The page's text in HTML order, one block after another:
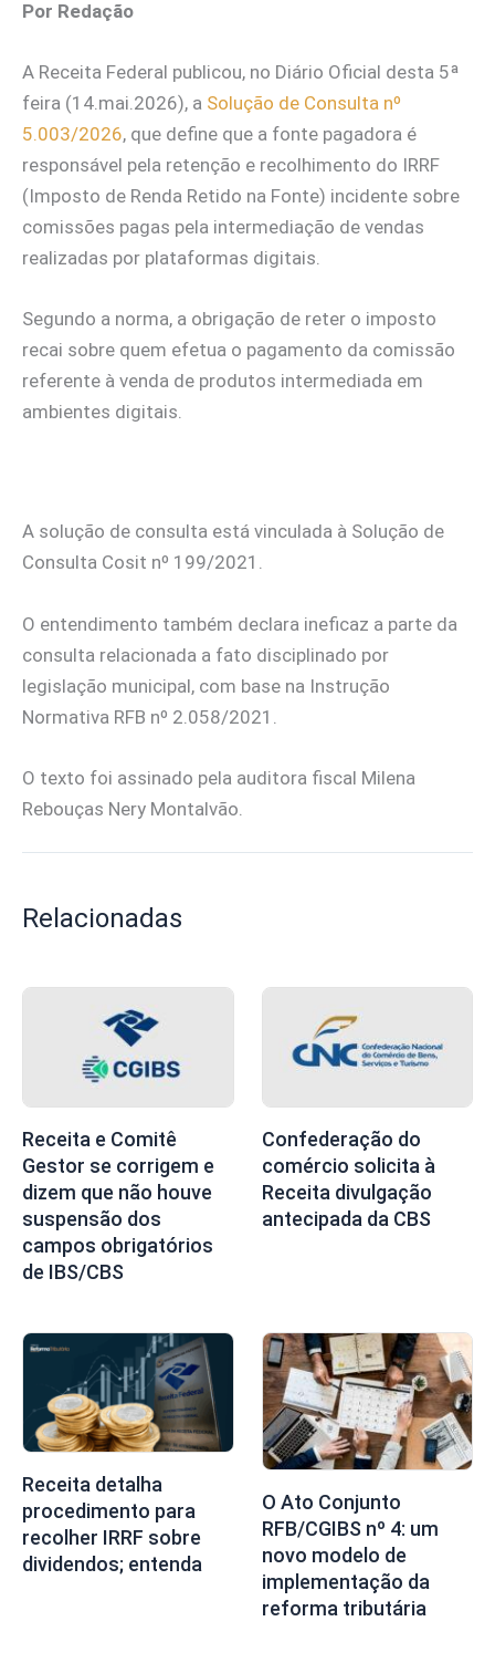
Por Redação
A Receita Federal publicou, no Diário Oficial desta 5ª
feira (14.mai.2026), a Solução de Consulta nº
5.003/2026, que define que a fonte pagadora é
responsável pela retenção e recolhimento do IRRF
(Imposto de Renda Retido na Fonte) incidente sobre
comissões pagas pela intermediação de vendas
realizadas por plataformas digitais.
Segundo a norma, a obrigação de reter o imposto
recai sobre quem efetua o pagamento da comissão
referente à venda de produtos intermediada em
ambientes digitais.
A solução de consulta está vinculada à Solução de
Consulta Cosit nº 199/2021.
O entendimento também declara ineficaz a parte da
consulta relacionada a fato disciplinado por
legislação municipal, com base na Instrução
Normativa RFB nº 2.058/2021.
O texto foi assinado pela auditora fiscal Milena
Rebouças Nery Montalvão.
Relacionadas
Receita e Comitê
Gestor se corrigem e
dizem que não houve
suspensão dos
campos obrigatórios
de IBS/CBS
Confederação do
comércio solicita à
Receita divulgação
antecipada da CBS
Receita detalha
procedimento para
recolher IRRF sobre
dividendos; entenda
O Ato Conjunto
RFB/CGIBS nº 4: um
novo modelo de
implementação da
reforma tributária